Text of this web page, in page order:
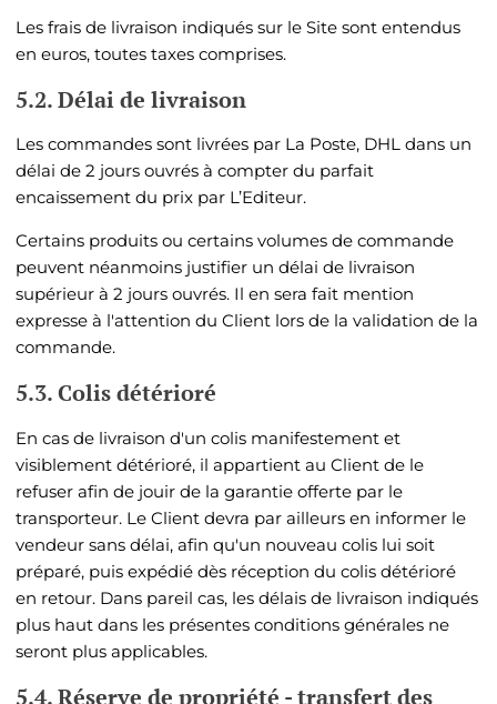
Les frais de livraison indiqués sur le Site sont entendus
en euros, toutes taxes comprises.
5.2. Délai de livraison
Les commandes sont livrées par La Poste, DHL dans un
délai de2 jours ouvrés à compter du parfait
encaissement du prix par L’Editeur.
Certains produits ou certains volumes de commande
peuvent néanmoins justifier un délai de livraison
supérieur à2 jours ouvrés. Il en sera fait mention
expresse à l'attention du Client lors de la validation de la
commande.
5.3. Colis détérioré
En cas de livraison d'un colis manifestement et
visiblement détérioré, il appartient au Client de le
refuser afin de jouir de la garantie offerte par le
transporteur. Le Client devra par ailleurs en informer le
vendeur sans délai, afin qu'un nouveau colis lui soit
préparé, puis expédié dès réception du colis détérioré
en retour. Dans pareil cas, les délais de livraison indiqués
plus haut dans les présentes conditions générales ne
seront plus applicables.
5.4. Réserve de propriété - transfert des